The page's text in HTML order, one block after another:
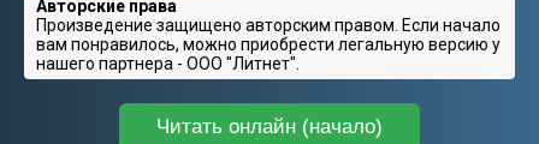
Авторские права
Произведение защищено авторским правом. Если начало
вам понравилось, можно приобрести легальную версию у
нашего партнера - ООО "Литнет".
Читать онлайн (начало)